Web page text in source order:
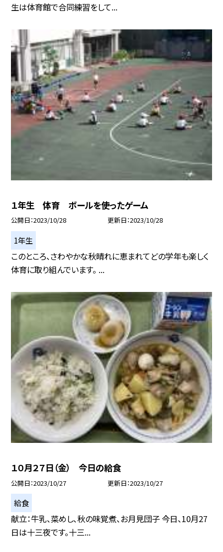
生は体育館で合同練習をして...
１年生 体育 ボールを使ったゲーム
公開日 2023/10/28 更新日 2023/10/28
1年生
このところ、さわやかな秋晴れに恵まれてどの学年も楽しく
体育に取り組んでいます。 ...
１０月２７日（金） 今日の給食
公開日 2023/10/27 更新日 2023/10/27
給食
献立：牛乳、菜めし、秋の味覚煮、お月見団子 今日、10月27
日は十三夜です。十三...